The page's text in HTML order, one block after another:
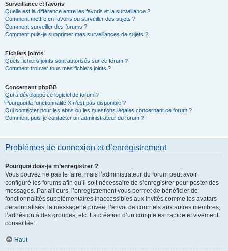
Surveillance et favoris
Quelle est la différence entre les favoris et la surveillance ?
Comment mettre en favoris ou surveiller des sujets ?
Comment surveiller des forums ?
Comment puis-je supprimer mes surveillances de sujets ?
Fichiers joints
Quels fichiers joints sont autorisés sur ce forum ?
Comment trouver tous mes fichiers joints ?
Concernant phpBB
Qui a développé ce logiciel de forum ?
Pourquoi la fonctionnalité X n’est pas disponible ?
Qui contacter pour les abus ou les questions légales concernant ce forum ?
Comment puis-je contacter un administrateur du forum ?
Problèmes de connexion et d’enregistrement
Pourquoi dois-je m’enregistrer ?
Vous pouvez ne pas le faire, mais l’administrateur du forum peut avoir
configuré les forums afin qu’il soit nécessaire de s’enregistrer pour poster des
messages. Par ailleurs, l’enregistrement vous permet de bénéficier de
fonctionnalités supplémentaires inaccessibles aux invités comme les avatars
personnalisés, la messagerie privée, l’envoi de courriels aux autres membres,
l’adhésion à des groupes, etc. La création d’un compte est rapide et vivement
conseillée.
Haut